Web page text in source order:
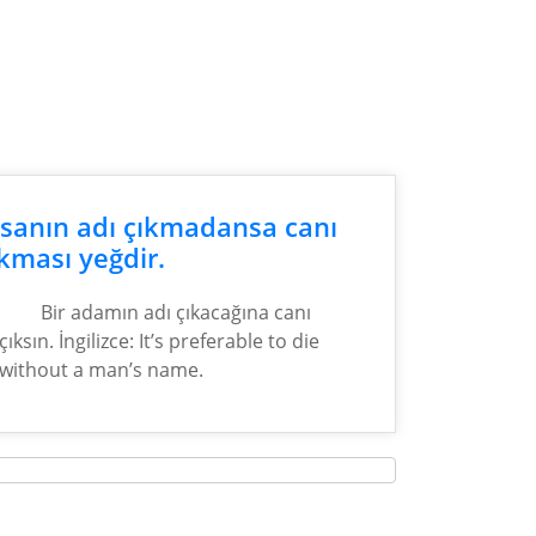
adı çıkmadansa canı
yeğdir.
Bir adamın adı çıkacağına canı
çıksın. İngilizce: It’s preferable to die
without a man’s name.